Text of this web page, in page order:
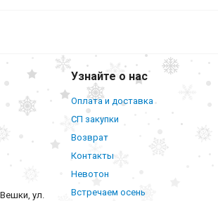
ул.
Узнайте о нас
Оплата и доставка
СП закупки
Возврат
Контакты
Невотон
Встречаем осень